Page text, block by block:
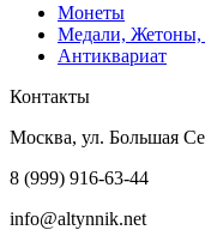
Монеты
Медали, Жетоны,
Антиквариат
Контакты
Москва, ул. Большая
8 (999) 916-63-44
info@altynnik.net